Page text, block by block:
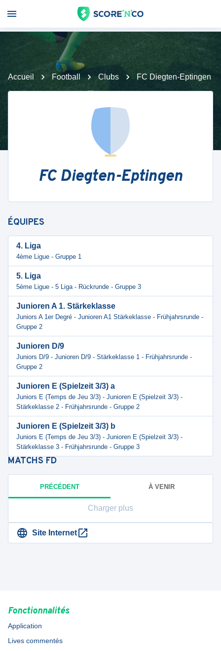
Accueil Football Clubs FC Diegten-Eptingen
FC Diegten-Eptingen
ÉQUIPES
4. Liga
4ème Ligue - Gruppe 1
5. Liga
5ème Ligue - 5 Liga - Rückrunde - Gruppe 3
Junioren A 1. Stärkeklasse
Juniors A 1er Degré - Junioren A1 Stärkeklasse - Frühjahrsrunde -
Gruppe 2
Junioren D/9
Juniors D/9 - Junioren D/9 - Stärkeklasse 1 - Frühjahrsrunde -
Gruppe 2
Junioren E (Spielzeit 3/3) a
Juniors E (Temps de Jeu 3/3) - Junioren E (Spielzeit 3/3) -
Stärkeklasse 2 - Frühjahrsrunde - Gruppe 2
Junioren E (Spielzeit 3/3) b
Juniors E (Temps de Jeu 3/3) - Junioren E (Spielzeit 3/3) -
Stärkeklasse 3 - Frühjahrsrunde - Gruppe 3
MATCHS FD
PRÉCÉDENT À VENIR
Charger plus
Site Internet
Fonctionnalités
Application
Lives commentés